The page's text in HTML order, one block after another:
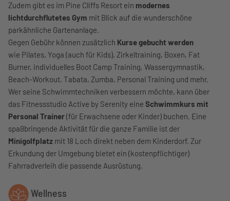
Zudem gibt es im Pine Cliffs Resort ein modernes
lichtdurchflutetes Gym mit Blick auf die wunderschöne
parkähnliche Gartenanlage.
Gegen Gebühr können zusätzlich Kurse gebucht werden
wie Pilates, Yoga (auch für Kids), Zirkeltraining, Boxen, Fat
Burner, individuelles Boot Camp Training, Wassergymnastik,
Beach-Workout, Tabata, Zumba, Personal Training und mehr.
Wer seine Schwimmtechniken verbessern möchte, kann über
das Fitnessstudio Active by Serenity eine Schwimmkurs mit
Personal Trainer(für Erwachsene oder Kinder) buchen. Eine
spaßbringende Aktivität für die ganze Familie ist der
Minigolfplatz mit 18 Loch direkt neben dem Kinderdorf. Zur
Erkundung der Umgebung bietet ein (kostenpflichtiger)
Fahrradverleih die passende Ausrüstung.
Wellness